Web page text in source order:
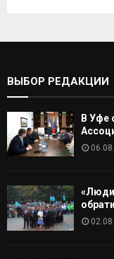
ВЫБОР РЕДАКЦИИ
В Уфе
«Люди